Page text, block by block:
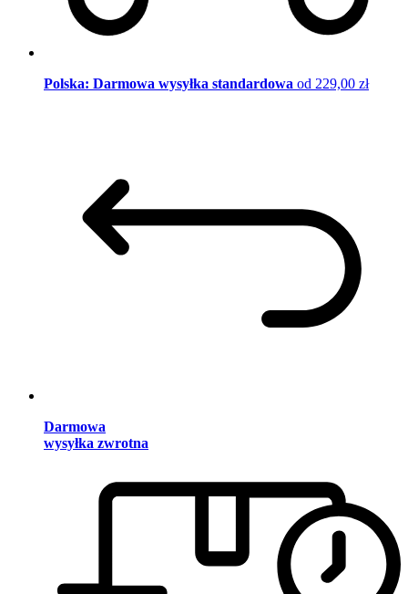
Polska: Darmowa wysyłka standardowa od 229,00 zł
Darmowa
wysyłka zwrotna